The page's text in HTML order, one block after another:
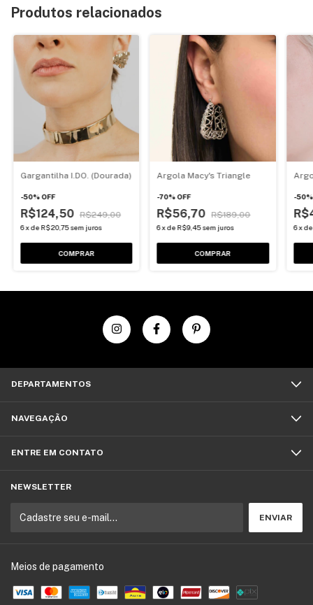
Produtos relacionados
Gargantilha I.DO. (Dourada)
-50%OFF
R$124,50 R$249,00
6xdeR$20,75 sem juros
Argola Macy's Triangle
-70%OFF
R$56,70 R$189,00
6xdeR$9,45 sem juros
COMPRAR
-50
6x
DEPARTAMENTOS
NAVEGAÇÃO
ENTRE EM CONTATO
NEWSLETTER
Meios de pagamento